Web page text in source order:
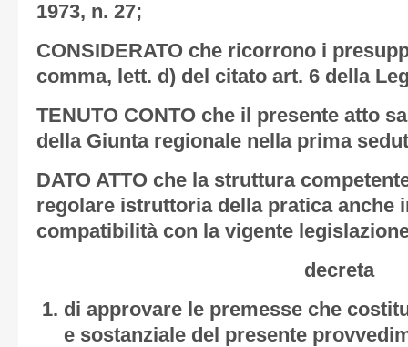
1973, n. 27;
CONSIDERATO che ricorrono i
comma, lett. d) del citato art. 6 della
TENUTO CONTO che il presente atto
della Giunta regionale nella prima
DATO ATTO che la struttura
regolare istruttoria della pratica anche
compatibilità con la vigente
decreta
di approvare le premesse che
e sostanziale del presente